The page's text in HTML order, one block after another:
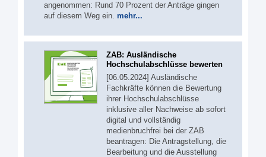
angenommen: Rund 70 Prozent der Anträge gingen
auf diesem Weg ein. mehr...
ZAB: Ausländische
Hochschulabschlüsse bewerten
[06.05.2024] Ausländische
Fachkräfte können die Bewertung
ihrer Hochschulabschlüsse
inklusive aller Nachweise ab sofort
digital und vollständig
medienbruchfrei bei der ZAB
beantragen: Die Antragstellung, die
Bearbeitung und die Ausstellung